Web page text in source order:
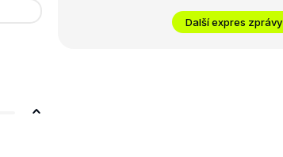
Další expres zprávy